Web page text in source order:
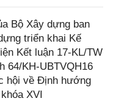
Bộ Xây dựng ban
triển khai Kế
Kết luận 17-KL/TW
64/KH-UBTVQH16
hội về Định hướng
XVI